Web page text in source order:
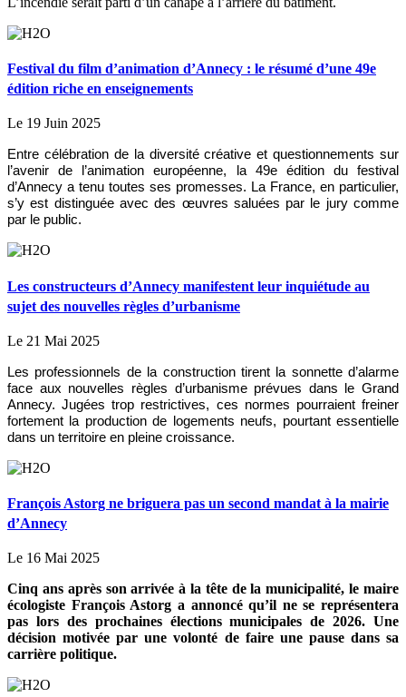
Festival du film d’animation d’Annecy : le résumé d’une 49e
édition riche en enseignements
Le 19 Juin 2025
Entre célébration de la diversité créative et questionnements sur
l’avenir de l’animation européenne, la 49e édition du festival
d’Annecy a tenu toutes ses promesses. La France, en particulier,
s’y est distinguée avec des œuvres saluées par le jury comme
par le public.
Les constructeurs d’Annecy manifestent leur inquiétude au
sujet des nouvelles règles d’urbanisme
Le 21 Mai 2025
Les professionnels de la construction tirent la sonnette d’alarme
face aux nouvelles règles d’urbanisme prévues dans le Grand
Annecy. Jugées trop restrictives, ces normes pourraient freiner
fortement la production de logements neufs, pourtant essentielle
dans un territoire en pleine croissance.
François Astorg ne briguera pas un second mandat à la mairie
d’Annecy
Le 16 Mai 2025
Cinq ans après son arrivée à la tête de la municipalité, le maire
écologiste François Astorg a annoncé qu’il ne se représentera
pas lors des prochaines élections municipales de 2026. Une
décision motivée par une volonté de faire une pause dans sa
carrière politique.